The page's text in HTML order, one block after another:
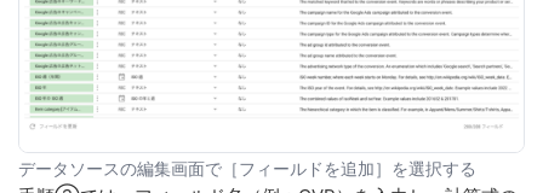
データソースの編集画面で［フィールドを追加］を選択する